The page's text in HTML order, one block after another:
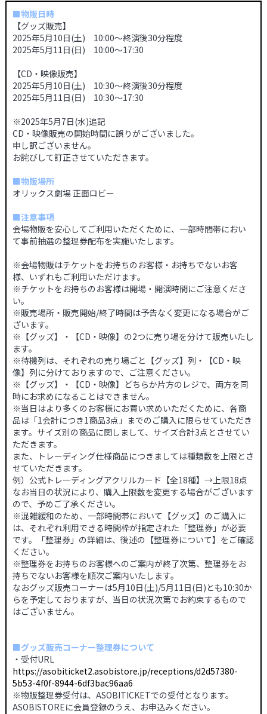
■物販日時
【グッズ販売】
2025年5月10日(土) 10:00～終演後30分程度
2025年5月11日(日) 10:00～17:30
【CD・映像販売】
2025年5月10日(土) 10:30～終演後30分程度
2025年5月11日(日) 10:30～17:30
※2025年5月7日(水)追記
CD・映像販売の開始時間に誤りがございました。
申し訳ございません。
お詫びして訂正させていただきます。
■物販場所
オリックス劇場 正面ロビー
■注意事項
会場物販を安心してご利用いただくために、一部時間帯におい
て事前抽選の整理券配布を実施いたします。
※会場物販はチケットをお持ちのお客様・お持ちでないお客
様、いずれもご利用いただけます。
※チケットをお持ちのお客様は開場・開演時間にご注意くださ
い。
※販売場所・販売開始/終了時間は予告なく変更になる場合がご
ざいます。
※【グッズ】・【CD・映像】の2つに売り場を分けて販売いたし
ます。
※待機列は、それぞれの売り場ごと【グッズ】列・【CD・映
像】列に分けておりますので、ご注意ください。
※【グッズ】・【CD・映像】どちらか片方のレジで、両方を同
時にお求めになることはできません。
※当日はより多くのお客様にお買い求めいただくために、各商
品は「1会計につき1商品3点」までのご購入に限らせていただき
ます。サイズ別の商品に関しまして、サイズ合計3点とさせてい
ただきます。
また、トレーディング仕様商品につきましては種類数を上限とさ
せていただきます。
例）公式トレーディングアクリルカード【全18種】→上限18点
なお当日の状況により、購入上限数を変更する場合がございます
ので、予めご了承ください。
※混雑緩和のため、一部時間帯において【グッズ】のご購入に
は、それぞれ利用できる時間枠が指定された「整理券」が必要
です。「整理券」の詳細は、後述の【整理券について】をご確認
ください。
※整理券をお持ちのお客様へのご案内が終了次第、整理券をお
持ちでないお客様を順次ご案内いたします。
なおグッズ販売コーナーは5月10日(土)/5月11日(日)とも10:30か
らを予定しておりますが、当日の状況次第でお約束するもので
はございません。
■グッズ販売コーナー整理券について
・受付URL
https://asobiticket2.asobistore.jp/receptions/d2d57380-
5b53-4f0f-8944-6df3bac96aa6
※物販整理券受付は、ASOBITICKETでの受付となります。
ASOBISTOREに会員登録のうえ、お申込みください。